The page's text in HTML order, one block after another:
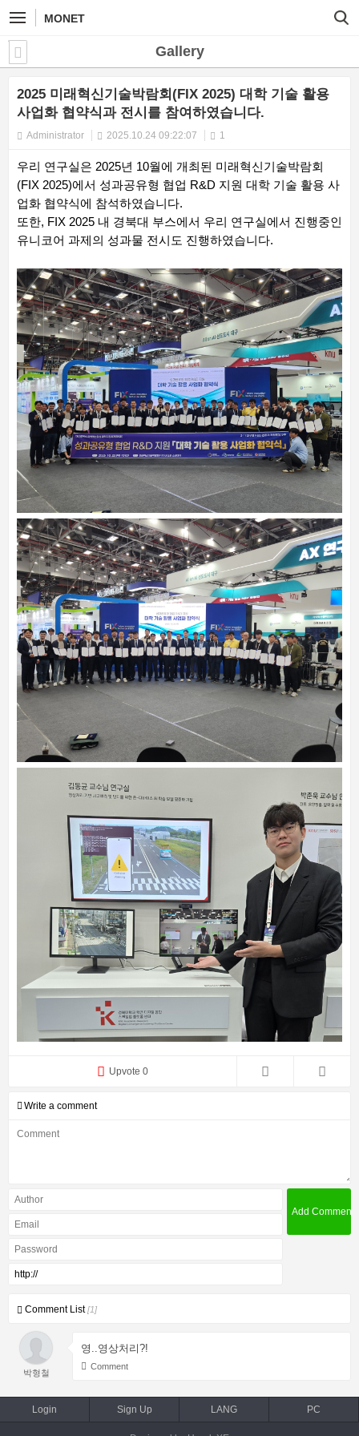
MONET
Gallery
2025 미래혁신기술박람회(FIX 2025) 대학 기술 활용
사업화 협약식과 전시를 참여하였습니다.
Administrator 2025.10.24 09:22:07 1
우리 연구실은 2025년 10월에 개최된 미래혁신기술박람회
(FIX 2025)에서 성과공유형 협업 R&D 지원 대학 기술 활용 사
업화 협약식에 참석하였습니다.
또한, FIX 2025 내 경북대 부스에서 우리 연구실에서 진행중인
유니코어 과제의 성과물 전시도 진행하였습니다.
Upvote 0
Write a comment
Comment List[1]
박형철
영..영상처리?!
Comment
Login Sign Up LANG PC